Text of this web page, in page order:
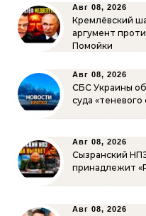
Авг 08, 2026
Кремлёвский
аргумент
Помойки
Авг 08, 2026
СБС Украины об
суда «теневого
Авг 08, 2026
Сызранский
принадлежит
Авг 08, 2026